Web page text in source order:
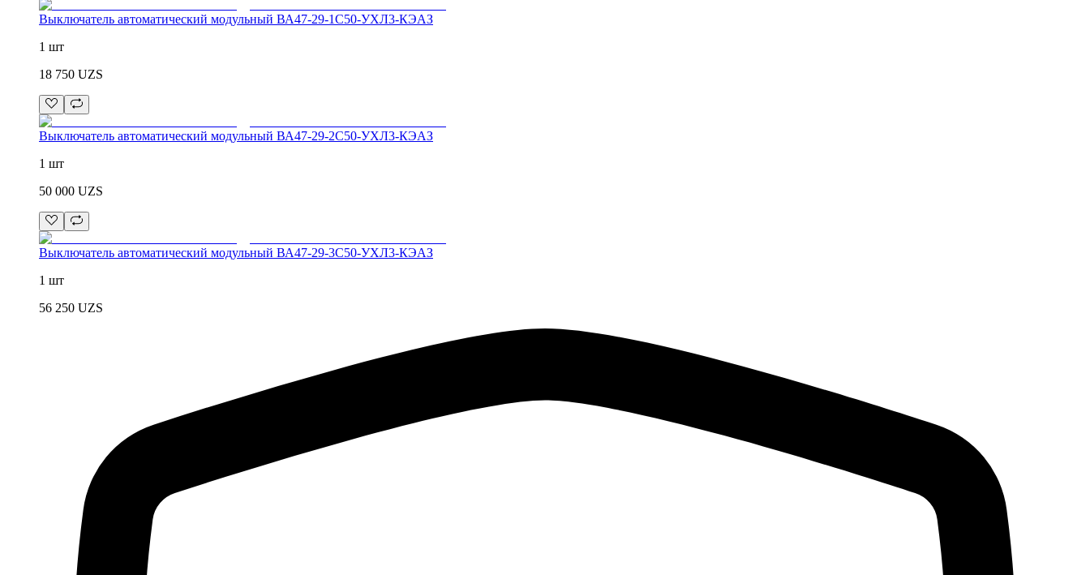
Выключатель автоматический модульный ВА47-29-1C50-УХЛ3-КЭАЗ
1 шт
18 750 UZS
Выключатель автоматический модульный ВА47-29-2C50-УХЛ3-КЭАЗ
1 шт
50 000 UZS
Выключатель автоматический модульный ВА47-29-3C50-УХЛ3-КЭАЗ
1 шт
56 250 UZS